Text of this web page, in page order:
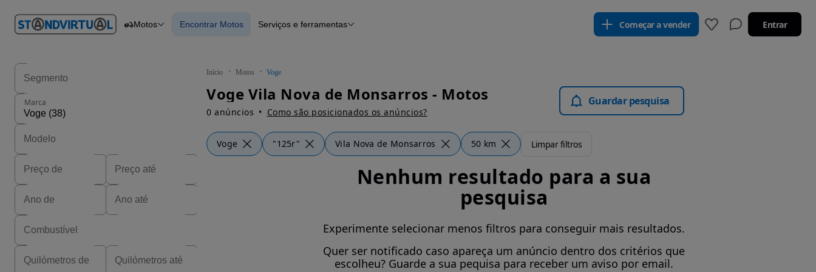
em
Carros Carros
Motos Encontrar Motos Serviços e ferramentas Começar a vender Entrar
Início Motos Voge
Voge Vila Nova de Monsarros - Motos
0 anúncios Como são posicionados os anúncios?
Guardar pesquisa
Voge "125r" Vila Nova de Monsarros 50 km Limpar filtros
Marca
Nenhum resultado para a sua
pesquisa
Experimente selecionar menos filtros para conseguir mais resultados.
Quer ser notificado caso apareça um anúncio dentro dos critérios que
escolheu? Guarde a sua pequisa para receber um aviso por email.